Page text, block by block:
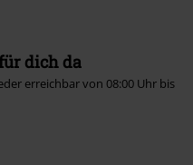
dich da
erreichbar von 08:00 Uhr bis